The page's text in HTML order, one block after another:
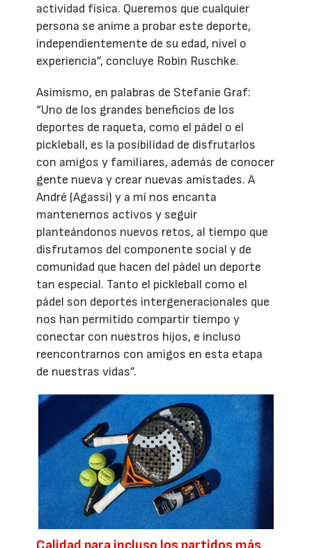
actividad física. Queremos que cualquier
persona se anime a probar este deporte,
independientemente de su edad, nivel o
experiencia”, concluye Robin Ruschke.
Asimismo, en palabras de Stefanie Graf:
“Uno de los grandes beneficios de los
deportes de raqueta, como el pádel o el
pickleball, es la posibilidad de disfrutarlos
con amigos y familiares, además de conocer
gente nueva y crear nuevas amistades. A
André (Agassi) y a mí nos encanta
mantenernos activos y seguir
planteándonos nuevos retos, al tiempo que
disfrutamos del componente social y de
comunidad que hacen del pádel un deporte
tan especial. Tanto el pickleball como el
pádel son deportes intergeneracionales que
nos han permitido compartir tiempo y
conectar con nuestros hijos, e incluso
reencontrarnos con amigos en esta etapa
de nuestras vidas”.